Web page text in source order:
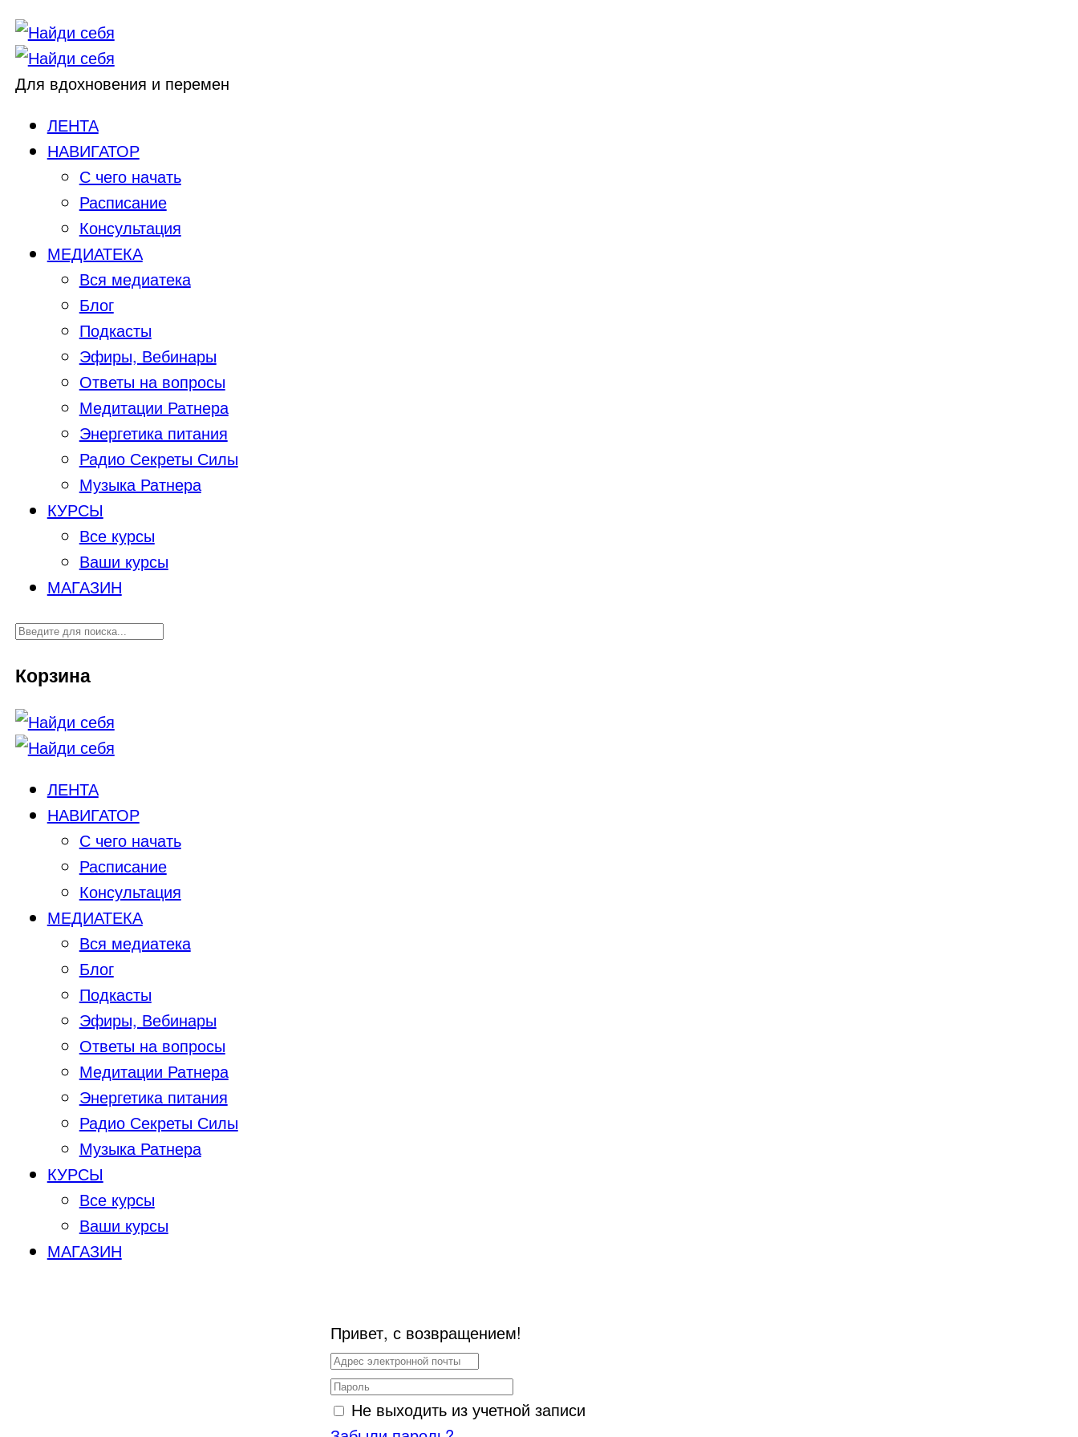
Для вдохновения и перемен
ЛЕНТА
НАВИГАТОР
С чего начать
Расписание
Консультация
МЕДИАТЕКА
Вся медиатека
Блог
Подкасты
Эфиры, Вебинары
Ответы на вопросы
Медитации Ратнера
Энергетика питания
Радио Секреты Силы
Музыка Ратнера
КУРСЫ
Все курсы
Ваши курсы
МАГАЗИН
Корзина
ЛЕНТА
НАВИГАТОР
С чего начать
Расписание
Консультация
МЕДИАТЕКА
Вся медиатека
Блог
Подкасты
Эфиры, Вебинары
Ответы на вопросы
Медитации Ратнера
Энергетика питания
Радио Секреты Силы
Музыка Ратнера
КУРСЫ
Все курсы
Ваши курсы
МАГАЗИН
Привет, с возвращением!
Не выходить из учетной записи